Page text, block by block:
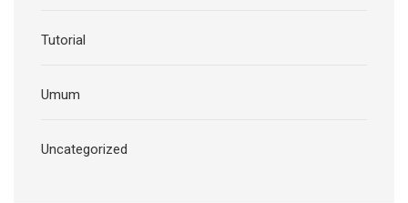
Tutorial
Umum
Uncategorized